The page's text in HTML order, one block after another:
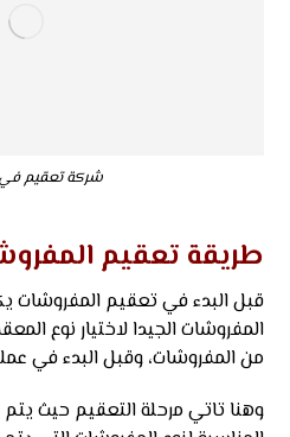
شركة تعقيم في
طريقة تعقيم
قبل البدء في تعقيم
المفروشات الجيدا لاختيار نوع
من المفروشات، وقبل البدء في
وهنا تاتي مرحلة التعقيم حيث